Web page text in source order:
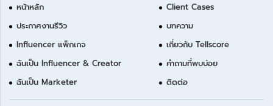
หน้าหลัก
ประกาศงานรีวิว
Influencer แพ็กเกจ
ฉันเป็น Influencer & Creator
ฉันเป็น Marketer
Client Cases
บทความ
เกี่ยวกับ Tellscore
คำถามที่พบบ่อย
ติดต่อ